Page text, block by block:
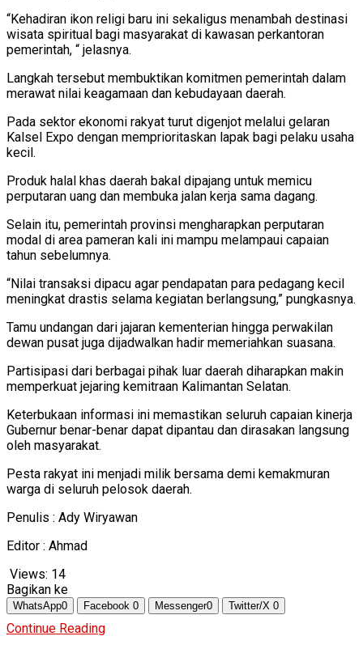
“Kehadiran ikon religi baru ini sekaligus menambah destinasi
wisata spiritual bagi masyarakat di kawasan perkantoran
pemerintah, “ jelasnya.
Langkah tersebut membuktikan komitmen pemerintah dalam
merawat nilai keagamaan dan kebudayaan daerah.
Pada sektor ekonomi rakyat turut digenjot melalui gelaran
Kalsel Expo dengan memprioritaskan lapak bagi pelaku usaha
kecil.
Produk halal khas daerah bakal dipajang untuk memicu
perputaran uang dan membuka jalan kerja sama dagang.
Selain itu, pemerintah provinsi mengharapkan perputaran
modal di area pameran kali ini mampu melampaui capaian
tahun sebelumnya.
“Nilai transaksi dipacu agar pendapatan para pedagang kecil
meningkat drastis selama kegiatan berlangsung,” pungkasnya.
Tamu undangan dari jajaran kementerian hingga perwakilan
dewan pusat juga dijadwalkan hadir memeriahkan suasana.
Partisipasi dari berbagai pihak luar daerah diharapkan makin
memperkuat jejaring kemitraan Kalimantan Selatan.
Keterbukaan informasi ini memastikan seluruh capaian kinerja
Gubernur benar-benar dapat dipantau dan dirasakan langsung
oleh masyarakat.
Pesta rakyat ini menjadi milik bersama demi kemakmuran
warga di seluruh pelosok daerah.
Penulis : Ady Wiryawan
Editor : Ahmad
Views: 14
Bagikan ke
WhatsApp0 Facebook 0 Messenger0 Twitter/X 0
Continue Reading